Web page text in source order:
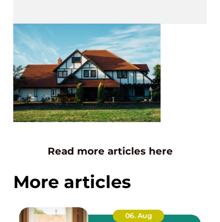
Read more articles here
More articles
06. Aug